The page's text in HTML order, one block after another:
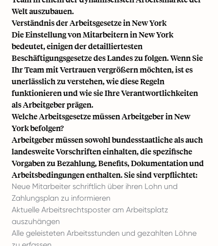
Welt auszubauen.
Verständnis der Arbeitsgesetze in New York
Die Einstellung von Mitarbeitern in New York
bedeutet, einigen der detailliertesten
Beschäftigungsgesetze des Landes zu folgen. Wenn Sie
Ihr Team mit Vertrauen vergrößern möchten, ist es
unerlässlich zu verstehen, wie diese Regeln
funktionieren und wie sie Ihre Verantwortlichkeiten
als Arbeitgeber prägen.
Welche Arbeitsgesetze müssen Arbeitgeber in New
York befolgen?
Arbeitgeber müssen sowohl bundesstaatliche als auch
landesweite Vorschriften einhalten, die spezifische
Vorgaben zu Bezahlung, Benefits, Dokumentation und
Arbeitsbedingungen enthalten. Sie sind verpflichtet:
Neue Mitarbeiter schriftlich über ihren Lohn und
Zahlungsplan zu informieren
Aktuelle Arbeitsrechtsposter am Arbeitsplatz
auszuhängen
Alle geleisteten Arbeitsstunden und gezahlten Löhne